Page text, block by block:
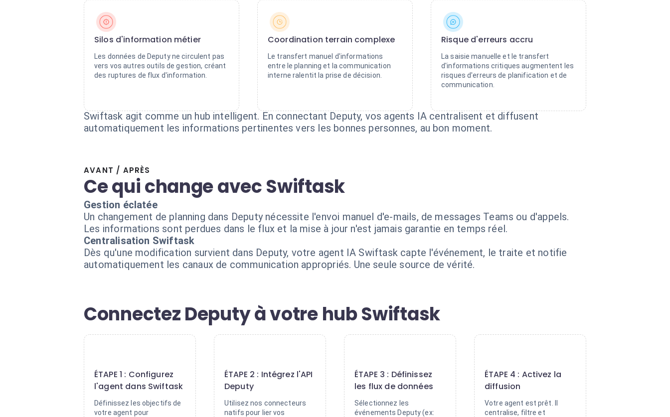
Silos d'information métier
Les données de Deputy ne circulent pas
vers vos autres outils de gestion, créant
des ruptures de flux d'information.
Coordination terrain complexe
Le transfert manuel d'informations
entre le planning et la communication
interne ralentit la prise de décision.
Risque d'erreurs accru
La saisie manuelle et le transfert
d'informations critiques augmentent les
risques d'erreurs de planification et de
communication.
Swiftask agit comme un hub intelligent. En connectant Deputy, vos agents IA centralisent et diffusent
automatiquement les informations pertinentes vers les bonnes personnes, au bon moment.
AVANT / APRÈS
Ce qui change avec Swiftask
Gestion éclatée
Un changement de planning dans Deputy nécessite l'envoi manuel d'e-mails, de messages Teams ou d'appels.
Les informations sont perdues dans le flux et la mise à jour n'est jamais garantie en temps réel.
Centralisation Swiftask
Dès qu'une modification survient dans Deputy, votre agent IA Swiftask capte l'événement, le traite et notifie
automatiquement les canaux de communication appropriés. Une seule source de vérité.
Connectez Deputy à votre hub Swiftask
ÉTAPE 1 : Configurez
l'agent dans Swiftask
Définissez les objectifs de
votre agent pour
ÉTAPE 2 : Intégrez l'API
Deputy
Utilisez nos connecteurs
natifs pour lier vos
ÉTAPE 3 : Définissez
les flux de données
Sélectionnez les
événements Deputy (ex:
ÉTAPE 4 : Activez la
diffusion
Votre agent est prêt. Il
centralise, filtre et